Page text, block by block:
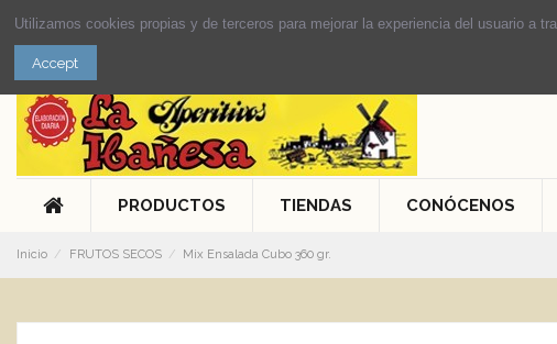
PRODUCTOS TIENDAS CONÓCENOS
Inicio FRUTOS SECOS Mix Ensalada Cubo 360 gr.
Utilizamos cookies propias y de terceros para mejorar la experiencia del usuario a
Accept